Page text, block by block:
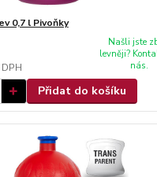
0,7 l Pivoňky
Našli jste
levněji?
nás.
Přidat do košíku